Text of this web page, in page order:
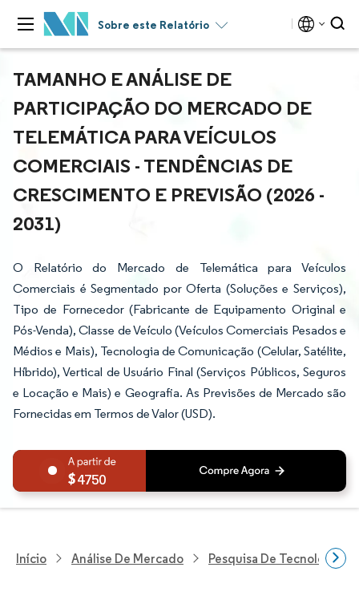
Sobre este Relatório
TAMANHO E ANÁLISE DE
PARTICIPAÇÃO DO MERCADO DE
TELEMÁTICA PARA VEÍCULOS
COMERCIAIS - TENDÊNCIAS DE
CRESCIMENTO E PREVISÃO (2026 -
2031)
O Relatório do Mercado de Telemática para Veículos
Comerciais é Segmentado por Oferta (Soluções e Serviços),
Tipo de Fornecedor (Fabricante de Equipamento Original e
Pós-Venda), Classe de Veículo (Veículos Comerciais Pesados e
Médios e Mais), Tecnologia de Comunicação (Celular, Satélite,
Híbrido), Vertical de Usuário Final (Serviços Públicos, Seguros
e Locação e Mais) e Geografia. As Previsões de Mercado são
Fornecidas em Termos de Valor (USD).
4750
Início Análise De Mercado Pesquisa De Tecnologia,